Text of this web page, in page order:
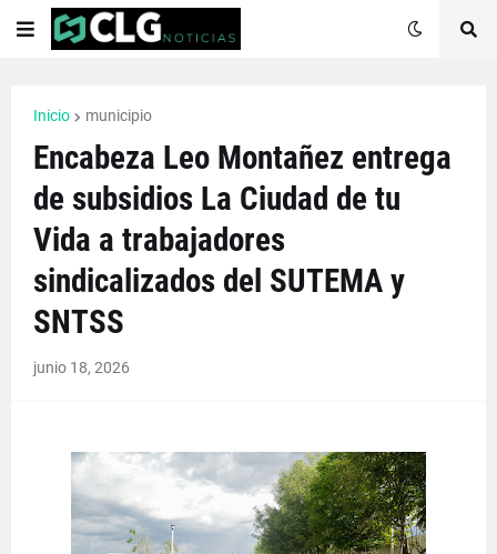
Inicio municipio
Encabeza Leo Montañez entrega
de subsidios La Ciudad de tu
Vida a trabajadores
sindicalizados del SUTEMA y
SNTSS
junio 18, 2026